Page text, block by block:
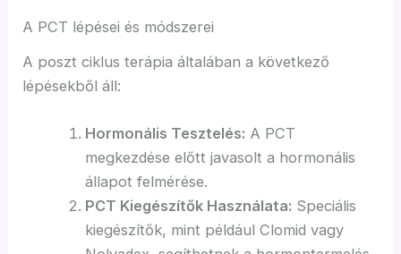
A PCT lépései és módszerei
A poszt ciklus terápia általában a következő
lépésekből áll:
Hormonális Tesztelés: A PCT
megkezdése előtt javasolt a hormonális
állapot felmérése.
PCT Kiegészítők Használata: Speciális
kiegészítők, mint például Clomid vagy